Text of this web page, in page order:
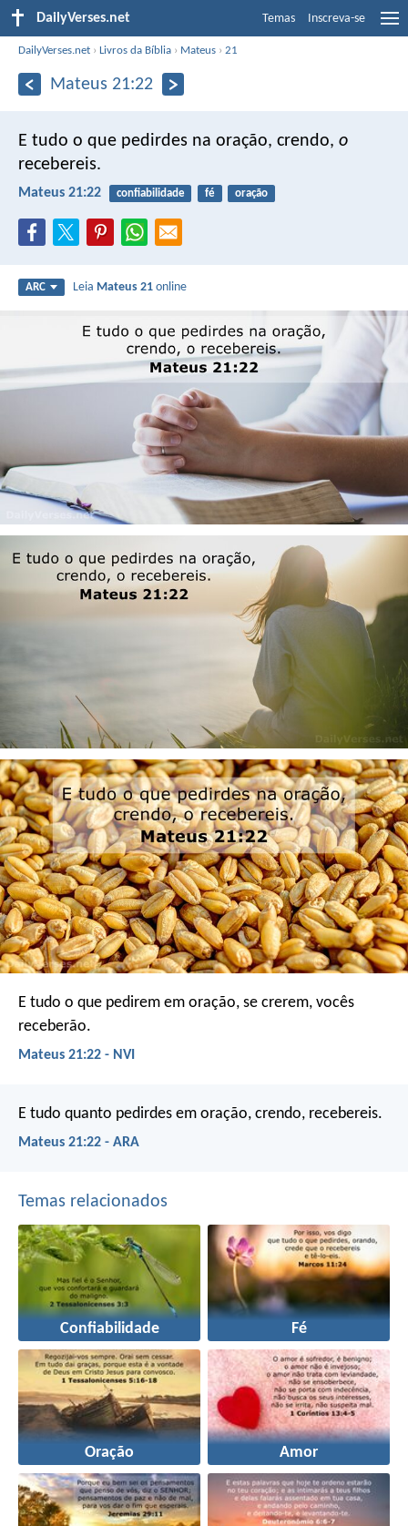
DailyVerses.net Temas Inscreva-se
DailyVerses.net ›Livros da Bíblia › Mateus ›21
Mateus 21:22
E tudo o que pedirdes na oração, crendo, o
recebereis.
Mateus 21:22 confiabilidade fé oração
ARC Leia Mateus 21 online
E tudo o que pedirem em oração, se crerem, vocês
receberão.
Mateus 21:22 - NVI
E tudo quanto pedirdes em oração, crendo, recebereis.
Mateus 21:22 - ARA
Temas relacionados
Confiabilidade Fé
Oração Amor